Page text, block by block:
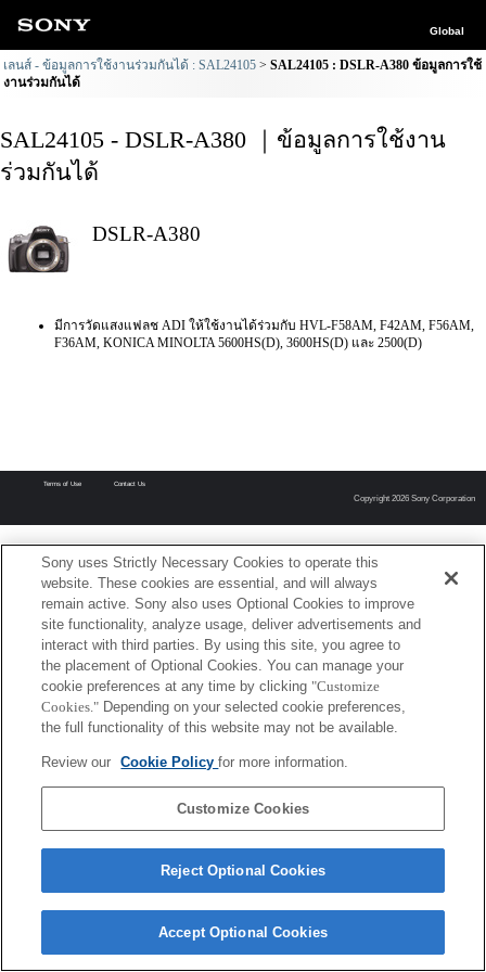
Global
เลนส์ - ข้อมูลการใช้งานร่วมกันได้ : SAL24105
SAL24105 : DSLR-A380 ข้อมูลการใช้
งานร่วมกันได้
SAL24105 - DSLR-A380 ｜ข้อมูลการใช้งาน
ร่วมกันได้
DSLR-A380
มีการวัดแสงแฟลช ADI ให้ใช้งานได้ร่วมกับ HVL-F58AM, F42AM, F56AM,
F36AM, KONICA MINOLTA 5600HS(D), 3600HS(D) และ 2500(D)
Terms of Use Contact Us
Copyright 2026 Sony Corporation
Sony uses Strictly Necessary Cookies to operate this
website. These cookies are essential, and will always
remain active. Sony also uses Optional Cookies to improve
site functionality, analyze usage, deliver advertisements and
interact with third parties. By using this site, you agree to
the placement of Optional Cookies. You can manage your
cookie preferences at any time by clicking "Customize
Cookies." Depending on your selected cookie preferences,
the full functionality of this website may not be available.
Review our Cookie Policyfor more information.
Customize Cookies
Reject Optional Cookies
Accept Optional Cookies